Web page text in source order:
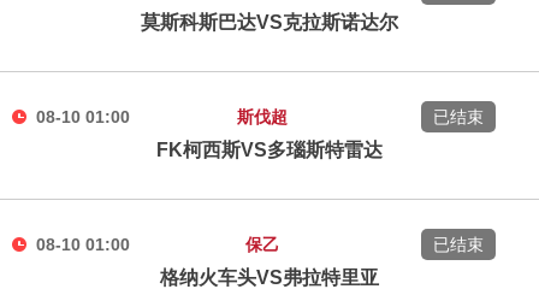
莫斯科斯巴达VS克拉斯诺达尔
08-10 01:00 斯伐超
FK柯西斯VS多瑙斯特雷达
已结束
08-10 01:00 保乙
格纳火车头VS弗拉特里亚
已结束